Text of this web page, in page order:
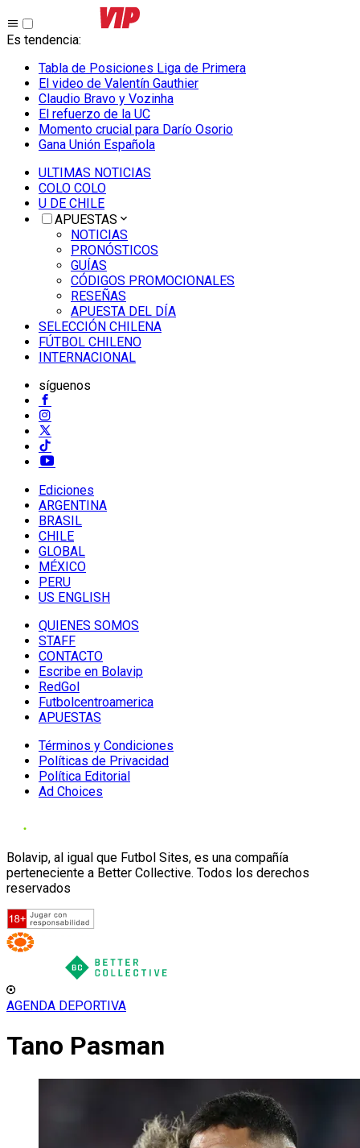
Es tendencia:
Tabla de Posiciones Liga de Primera
El video de Valentín Gauthier
Claudio Bravo y Vozinha
El refuerzo de la UC
Momento crucial para Darío Osorio
Gana Unión Española
ULTIMAS NOTICIAS
COLO COLO
U DE CHILE
APUESTAS
NOTICIAS
PRONÓSTICOS
GUÍAS
CÓDIGOS PROMOCIONALES
RESEÑAS
APUESTA DEL DÍA
SELECCIÓN CHILENA
FÚTBOL CHILENO
INTERNACIONAL
síguenos
Ediciones
ARGENTINA
BRASIL
CHILE
GLOBAL
MÉXICO
PERU
US ENGLISH
QUIENES SOMOS
STAFF
CONTACTO
Escribe en Bolavip
RedGol
Futbolcentroamerica
APUESTAS
Términos y Condiciones
Políticas de Privacidad
Política Editorial
Ad Choices
Bolavip, al igual que Futbol Sites, es una compañía
perteneciente a Better Collective. Todos los derechos
reservados
AGENDA DEPORTIVA
Tano Pasman